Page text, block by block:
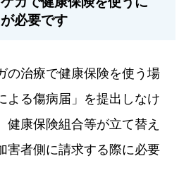
必要です
の治療で健康保険を使う場
よる傷病届」を提出しなけ
健康保険組合等が立て替え
害者側に請求する際に必要